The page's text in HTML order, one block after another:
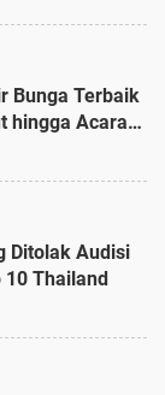
Bunga Terbaik
hingga Acara
Ditolak Audisi
10 Thailand